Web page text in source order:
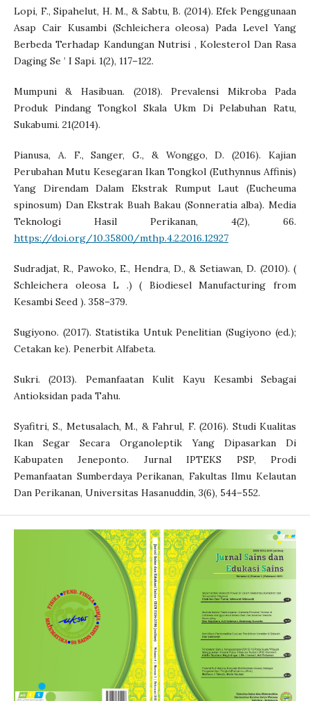
Lopi, F., Sipahelut, H. M., & Sabtu, B. (2014). Efek Penggunaan
Asap Cair Kusambi (Schleichera oleosa) Pada Level Yang
Berbeda Terhadap Kandungan Nutrisi , Kolesterol Dan Rasa
Daging Se ’ I Sapi. 1(2), 117–122.
Mumpuni & Hasibuan. (2018). Prevalensi Mikroba Pada
Produk Pindang Tongkol Skala Ukm Di Pelabuhan Ratu,
Sukabumi. 21(2014).
Pianusa, A. F., Sanger, G., & Wonggo, D. (2016). Kajian
Perubahan Mutu Kesegaran Ikan Tongkol (Euthynnus Affinis)
Yang Direndam Dalam Ekstrak Rumput Laut (Eucheuma
spinosum) Dan Ekstrak Buah Bakau (Sonneratia alba). Media
Teknologi Hasil Perikanan, 4(2), 66.
https://doi.org/10.35800/mthp.4.2.2016.12927
Sudradjat, R., Pawoko, E., Hendra, D., & Setiawan, D. (2010). (
Schleichera oleosa L .) ( Biodiesel Manufacturing from
Kesambi Seed ). 358–379.
Sugiyono. (2017). Statistika Untuk Penelitian (Sugiyono (ed.);
Cetakan ke). Penerbit Alfabeta.
Sukri. (2013). Pemanfaatan Kulit Kayu Kesambi Sebagai
Antioksidan pada Tahu.
Syafitri, S., Metusalach, M., & Fahrul, F. (2016). Studi Kualitas
Ikan Segar Secara Organoleptik Yang Dipasarkan Di
Kabupaten Jeneponto. Jurnal IPTEKS PSP, Prodi
Pemanfaatan Sumberdaya Perikanan, Fakultas Ilmu Kelautan
Dan Perikanan, Universitas Hasanuddin, 3(6), 544–552.